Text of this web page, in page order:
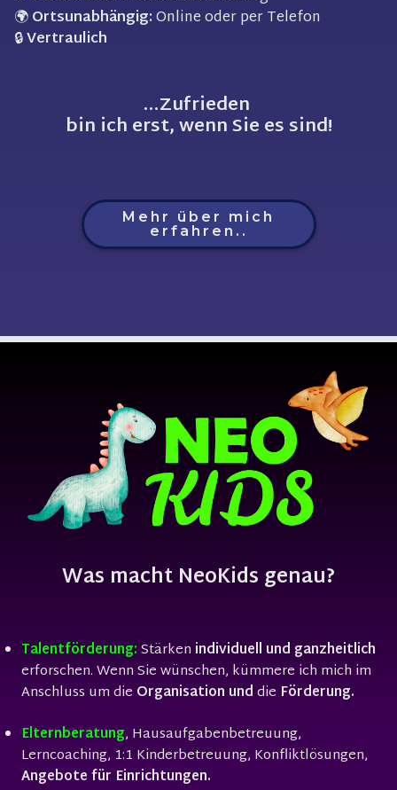
🌍Ortsunabhängig:Online oder per Telefon
🔒Vertraulich
…Zufrieden
bin ich erst, wenn Sie es sind!
Mehr über mich
erfahren..
Was macht NeoKids genau?
Talentförderung:Stärken individuell und ganzheitlich
erforschen.Wenn Sie wünschen, kümmere ich mich im
Anschluss um die Organisation unddie Förderung.
Elternberatung, Hausaufgabenbetreuung,
Lerncoaching, 1:1 Kinderbetreuung, Konfliktlösungen,
Angebote für Einrichtungen.